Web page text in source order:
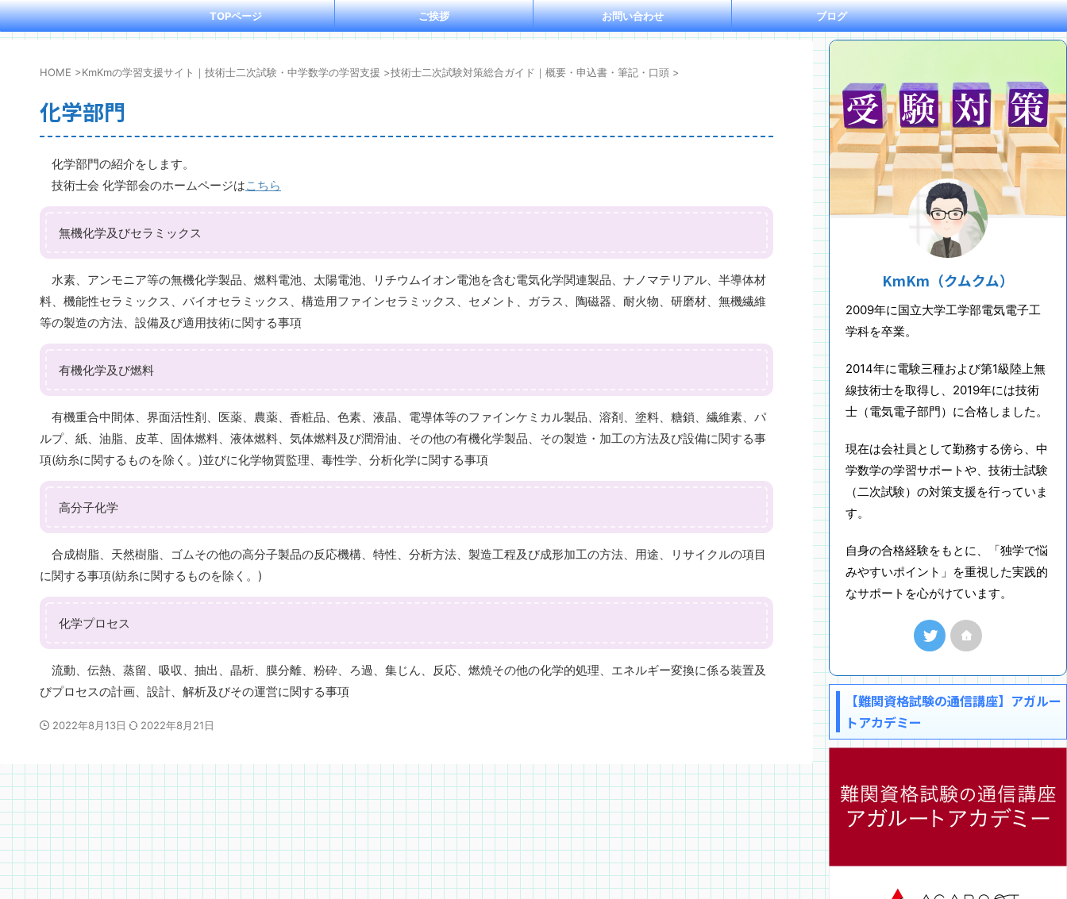
TOPページ ご挨拶 お問い合わせ ブログ
HOME >KmKmの学習支援サイト｜技術士二次試験・中学数学の学習支援 >技術士二次試験対策総合ガイド｜概要・申込書・筆記・口頭 >
化学部門
化学部門の紹介をします。
技術士会 化学部会のホームページはこちら
無機化学及びセラミックス
水素、アンモニア等の無機化学製品、燃料電池、太陽電池、リチウムイオン電池を含む電気化学関連製品、ナノマテリアル、半導体材
料、機能性セラミックス、バイオセラミックス、構造用ファインセラミックス、セメント、ガラス、陶磁器、耐火物、研磨材、無機繊維
等の製造の方法、設備及び適用技術に関する事項
有機化学及び燃料
有機重合中間体、界面活性剤、医薬、農薬、香粧品、色素、液晶、電導体等のファインケミカル製品、溶剤、塗料、糖鎖、繊維素、パ
ルプ、紙、油脂、皮革、固体燃料、液体燃料、気体燃料及び潤滑油、その他の有機化学製品、その製造・加工の方法及び設備に関する事
項(紡糸に関するものを除く。)並びに化学物質監理、毒性学、分析化学に関する事項
高分子化学
合成樹脂、天然樹脂、ゴムその他の高分子製品の反応機構、特性、分析方法、製造工程及び成形加工の方法、用途、リサイクルの項目
に関する事項(紡糸に関するものを除く。)
化学プロセス
流動、伝熱、蒸留、吸収、抽出、晶析、膜分離、粉砕、ろ過、集じん、反応、燃焼その他の化学的処理、エネルギー変換に係る装置及
びプロセスの計画、設計、解析及びその運営に関する事項
2022年8月13日 2022年8月21日
KmKm（クムクム）
2009年に国立大学工学部電気電子工
学科を卒業。
2014年に電験三種および第1級陸上無
線技術士を取得し、2019年には技術
士（電気電子部門）に合格しました。
現在は会社員として勤務する傍ら、中
学数学の学習サポートや、技術士試験
（二次試験）の対策支援を行っていま
す。
自身の合格経験をもとに、「独学で悩
みやすいポイント」を重視した実践的
なサポートを心がけています。
【難関資格試験の通信講座】アガルー
トアカデミー